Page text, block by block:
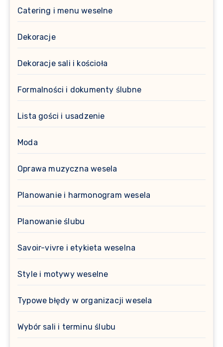
Catering i menu weselne
Dekoracje
Dekoracje sali i kościoła
Formalności i dokumenty ślubne
Lista gości i usadzenie
Moda
Oprawa muzyczna wesela
Planowanie i harmonogram wesela
Planowanie ślubu
Savoir-vivre i etykieta weselna
Style i motywy weselne
Typowe błędy w organizacji wesela
Wybór sali i terminu ślubu